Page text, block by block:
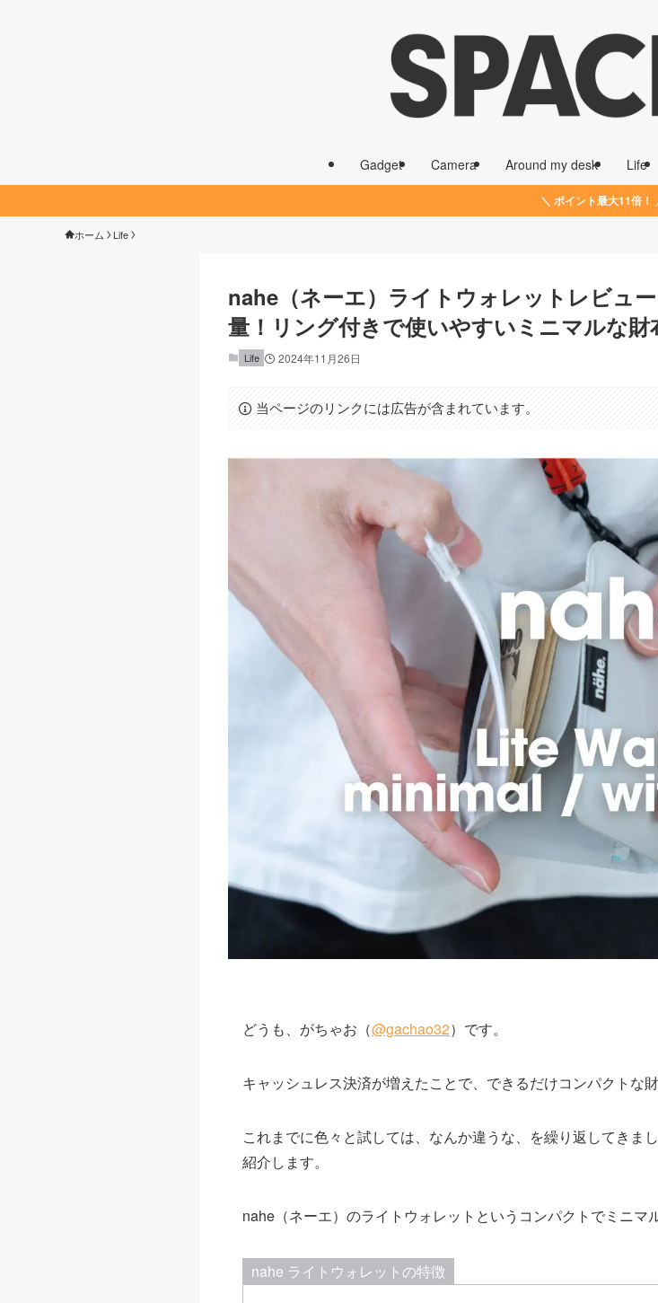
Gadget Camera Around my desk Life
＼ ポイント最大11倍！
ホーム Life
nahe（ネーエ）ライトウォレットレビュ
量！リング付きで使いやすいミニマルな財
Life 2024年11月26日
当ページのリンクには広告が含まれています。
どうも、がちゃお（@gachao32）です。
キャッシュレス決済が増えたことで、できるだけコンパクトな
これまでに色々と試しては、なんか違うな、を繰り返してきま
紹介します。
nahe（ネーエ）のライトウォレットというコンパクトでミニマ
nahe ライトウォレットの特徴